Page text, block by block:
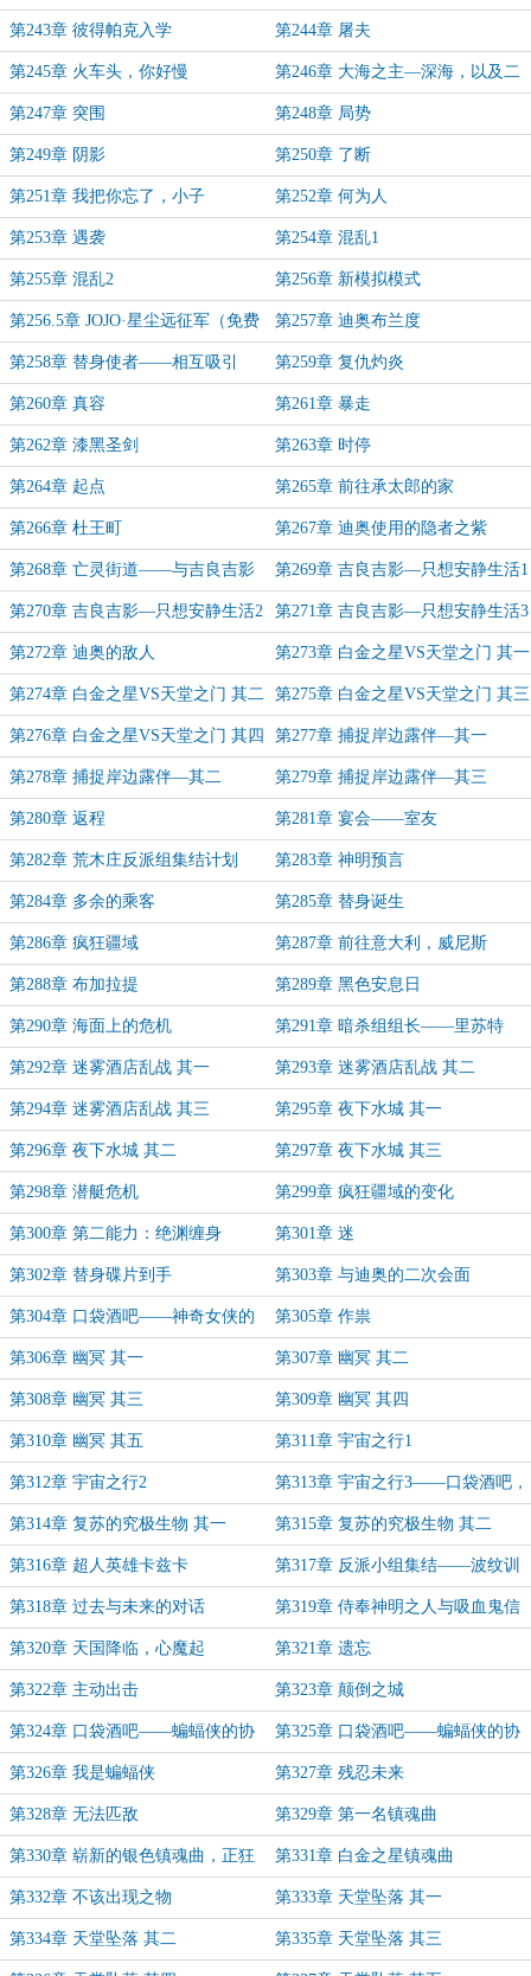
肯特1 肯特2
第243章 彼得帕克入学 第244章 屠夫
第245章 火车头，你好慢 第246章 大海之主—深海，以及二
号玄色
第247章 突围 第248章 局势
第249章 阴影 第250章 了断
第251章 我把你忘了，小子 第252章 何为人
第253章 遇袭 第254章 混乱1
第255章 混乱2 第256章 新模拟模式
第256.5章 JOJO·星尘远征军（免费
章节）
第257章 迪奥布兰度
第258章 替身使者——相互吸引 第259章 复仇灼炎
第260章 真容 第261章 暴走
第262章 漆黑圣剑 第263章 时停
第264章 起点 第265章 前往承太郎的家
第266章 杜王町 第267章 迪奥使用的隐者之紫
第268章 亡灵街道——与吉良吉影 第269章 吉良吉影—只想安静生活1
第270章 吉良吉影—只想安静生活2 第271章 吉良吉影—只想安静生活3
第272章 迪奥的敌人 第273章 白金之星VS天堂之门 其一
第274章 白金之星VS天堂之门 其二 第275章 白金之星VS天堂之门 其三
第276章 白金之星VS天堂之门 其四 第277章 捕捉岸边露伴—其一
第278章 捕捉岸边露伴—其二 第279章 捕捉岸边露伴—其三
第280章 返程 第281章 宴会——室友
第282章 荒木庄反派组集结计划 第283章 神明预言
第284章 多余的乘客 第285章 替身诞生
第286章 疯狂疆域 第287章 前往意大利，威尼斯
第288章 布加拉提 第289章 黑色安息日
第290章 海面上的危机 第291章 暗杀组组长——里苏特
第292章 迷雾酒店乱战 其一 第293章 迷雾酒店乱战 其二
第294章 迷雾酒店乱战 其三 第295章 夜下水城 其一
第296章 夜下水城 其二 第297章 夜下水城 其三
第298章 潜艇危机 第299章 疯狂疆域的变化
第300章 第二能力：绝渊缠身 第301章 迷
第302章 替身碟片到手 第303章 与迪奥的二次会面
第304章 口袋酒吧——神奇女侠的
劝架方式
第305章 作祟
第306章 幽冥 其一 第307章 幽冥 其二
第308章 幽冥 其三 第309章 幽冥 其四
第310章 幽冥 其五 第311章 宇宙之行1
第312章 宇宙之行2 第313章 宇宙之行3——口袋酒吧，
海王亚瑟
第314章 复苏的究极生物 其一 第315章 复苏的究极生物 其二
第316章 超人英雄卡兹卡 第317章 反派小组集结——波纹训
练
第318章 过去与未来的对话 第319章 侍奉神明之人与吸血鬼信
徒
第320章 天国降临，心魔起 第321章 遗忘
第322章 主动出击 第323章 颠倒之城
第324章 口袋酒吧——蝙蝠侠的协
助1
第325章 口袋酒吧——蝙蝠侠的协
助2
第326章 我是蝙蝠侠 第327章 残忍未来
第328章 无法匹敌 第329章 第一名镇魂曲
第330章 崭新的银色镇魂曲，正狂
暴演奏着
第331章 白金之星镇魂曲
第332章 不该出现之物 第333章 天堂坠落 其一
第334章 天堂坠落 其二 第335章 天堂坠落 其三